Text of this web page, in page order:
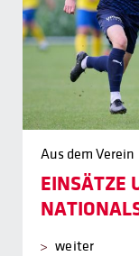
Aus dem Verein
EINSÄTZE
weiter